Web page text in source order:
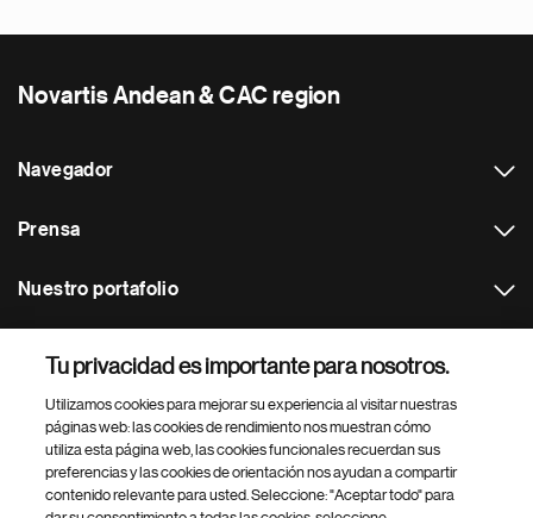
Novartis Andean & CAC region
Navegador
Prensa
Nuestro portafolio
Footer Site Search
Tu privacidad es importante para nosotros.
Utilizamos cookies para mejorar su experiencia al visitar nuestras
páginas web: las cookies de rendimiento nos muestran cómo
utiliza esta página web, las cookies funcionales recuerdan sus
preferencias y las cookies de orientación nos ayudan a compartir
contenido relevante para usted. Seleccione: "Aceptar todo" para